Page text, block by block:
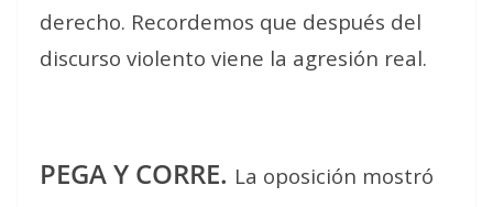
derecho. Recordemos que después del
discurso violento viene la agresión real.
PEGA Y CORRE. La oposición mostró